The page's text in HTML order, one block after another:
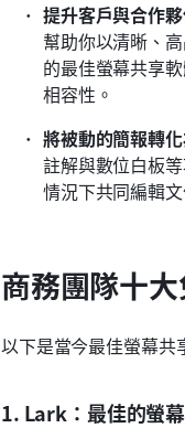
提升客戶與合作
幫助你以清晰、
的最佳螢幕共享
相容性。
將被動的簡報轉
註解與數位白板
情況下共同編輯
商務團隊十
以下是當今最佳螢幕共
1. Lark：最佳的螢